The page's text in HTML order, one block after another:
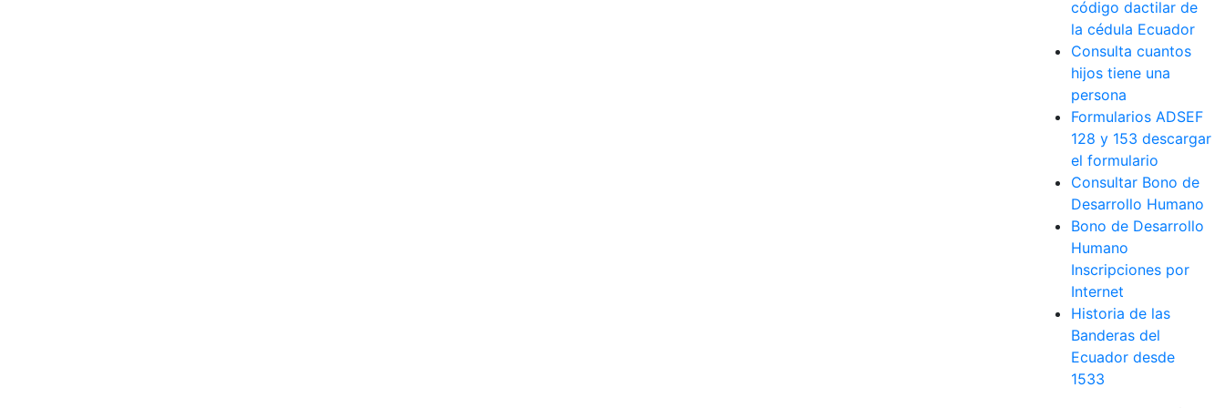
código dactilar de
la cédula Ecuador
Consulta cuantos
hijos tiene una
persona
Formularios ADSEF
128 y 153 descargar
el formulario
Consultar Bono de
Desarrollo Humano
Bono de Desarrollo
Humano
Inscripciones por
Internet
Historia de las
Banderas del
Ecuador desde
1533